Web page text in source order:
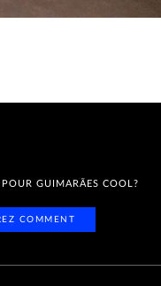
GUIMARÃES COOL?
COMMENT